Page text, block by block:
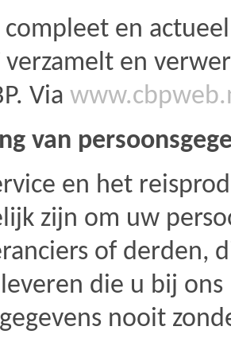
en
verzamelt en
Via
van
en het
zĳn om uw
of derden,
die u bĳ
nooit